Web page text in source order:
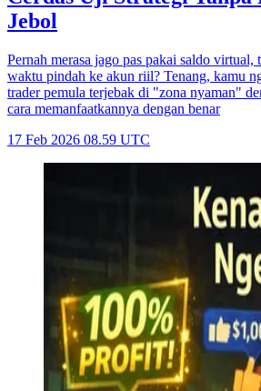
Jebol
Pernah merasa jago pas pakai saldo virtual,
waktu pindah ke akun riil? Tenang, kamu
trader pemula terjebak di "zona nyaman"
cara memanfaatkannya dengan benar
17 Feb 2026 08.59 UTC